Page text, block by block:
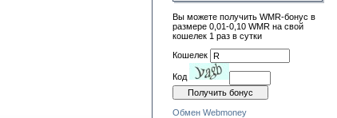
Вы можете получить WMR-бонус в
размере 0,01-0,10 WMR на свой
кошелек 1 раз в сутки
Кошелек
Код
Обмен Webmoney